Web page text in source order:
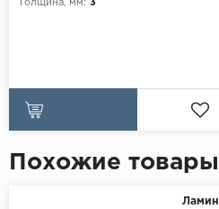
Толщина, мм: 3
Похожие товары